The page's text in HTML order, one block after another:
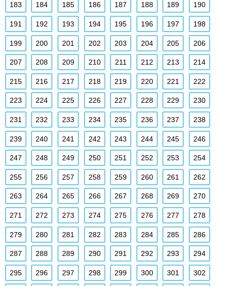
183 184 185 186 187 188 189 190
191 192 193 194 195 196 197 198
199 200 201 202 203 204 205 206
207 208 209 210 211 212 213 214
215 216 217 218 219 220 221 222
223 224 225 226 227 228 229 230
231 232 233 234 235 236 237 238
239 240 241 242 243 244 245 246
247 248 249 250 251 252 253 254
255 256 257 258 259 260 261 262
263 264 265 266 267 268 269 270
271 272 273 274 275 276 277 278
279 280 281 282 283 284 285 286
287 288 289 290 291 292 293 294
295 296 297 298 299 300 301 302